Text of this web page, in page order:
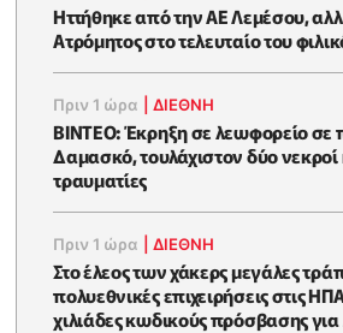
Ηττήθηκε από την ΑΕ Λεμέσου,
Ατρόμητος στο τελευταίο του
Πριν 1 ώρα |ΔΙΕΘΝΗ
ΒΙΝΤΕΟ: Έκρηξη σε λεωφορείο σε
Δαμασκό, τουλάχιστον δύο νεκροί
τραυματίες
Πριν 1 ώρα |ΔΙΕΘΝΗ
Στο έλεος των χάκερς μεγάλες
πολυεθνικές επιχειρήσεις στις
χιλιάδες κωδικούς πρόσβασης